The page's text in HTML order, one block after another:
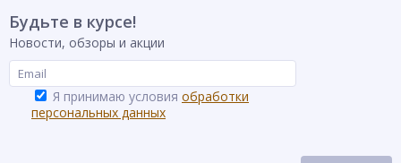
Будьте в курсе!
Новости, обзоры и акции
Я принимаю условия обработки
персональных данных